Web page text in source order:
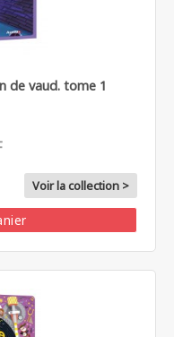
de vaud. tome 1
Voir la collection >